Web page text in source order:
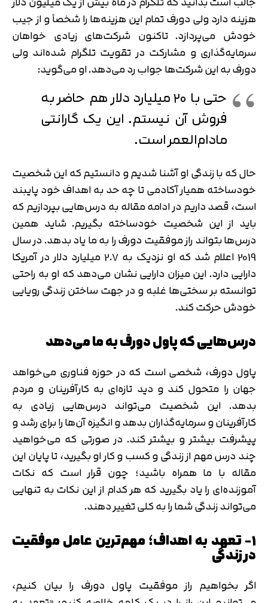
هزینه دارد ولی دورف تمام این هزینه‌ها را شخصاً و از جیب
خودش می‌پردازد. تاکنون شرکت‌های زیادی خواهان
سرمایه‌گذاری و مشارکت در تقویت تلگرام شده‌اند ولی
دورف به این شرکت‌ها جواب رد می‌دهد. او می‌گوید:
حتی با ۲۰ میلیارد دلار هم حاضر به
فروش آن نیستم. این یک گارانتی
مادام‌العمر است.
حال که با زندگی او آشنا شدیم و دانستیم که این شخصیت
خودساخته همیار آکادمی تا چه حد به اهداف خود پایبند
است، قصد داریم در ادامه مقاله به درس‌هایی بپردازیم که
باید از این شخصیت خودساخته بگیریم. شاید همین
درس‌ها بتواند راز موفقیت دورف را به ما یاد بدهد. در سال
2019 اعلام شد که او نزدیک به 2.7 میلیارد دلار در آمریکا
دارایی دارد. این میزان دارایی نشان می‌دهد که او به راحتی
توانسته بر سختی‌ها غلبه و در جهت ساختن زندگی رویایی
خودش حرکت کند.
درس‌هایی که پاول دورف به ما می‌دهد
پاول دورف، شخصی است که در حوزه فناوری می‌خواهد
جهان را متحول کند و دید تازه‌ای به کارآفرینان و مردم
بدهد. این شخصیت می‌تواند درس‌هایی زیادی به
کارآفرینان و سرمایه‌گذاران بدهد و انگیزه آن‌ها را برای رشد و
پیشرفت بیشتر و بیشتر کند. در صورتی که می‌خواهید
چند درس مهم از زندگی و کسب و کار او بگیرید، تا پایان این
مقاله با ما همراه باشید؛ چون قرار است که نکات
آموزنده‌ای را یاد بگیرید که هر کدام از این نکات به تنهایی
می‌تواند زندگی شما را به کلی تغییر دهند.
۱- تعهد به اهداف؛ مهم‌ترین عامل موفقیت
در زندگی
اگر بخواهیم راز موفقیت پاول دورف را بیان کنیم،